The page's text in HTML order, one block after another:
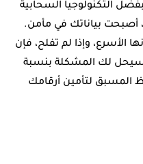
التكنولوجيا السحابية
وخدمات مثل Google و Facebook، أصبحت بياناتك في مأمن.
الأسرع، وإذا لم تفلح، فإن
سيحل لك المشكلة بنسبة
المسبق لتأمين أرقامك